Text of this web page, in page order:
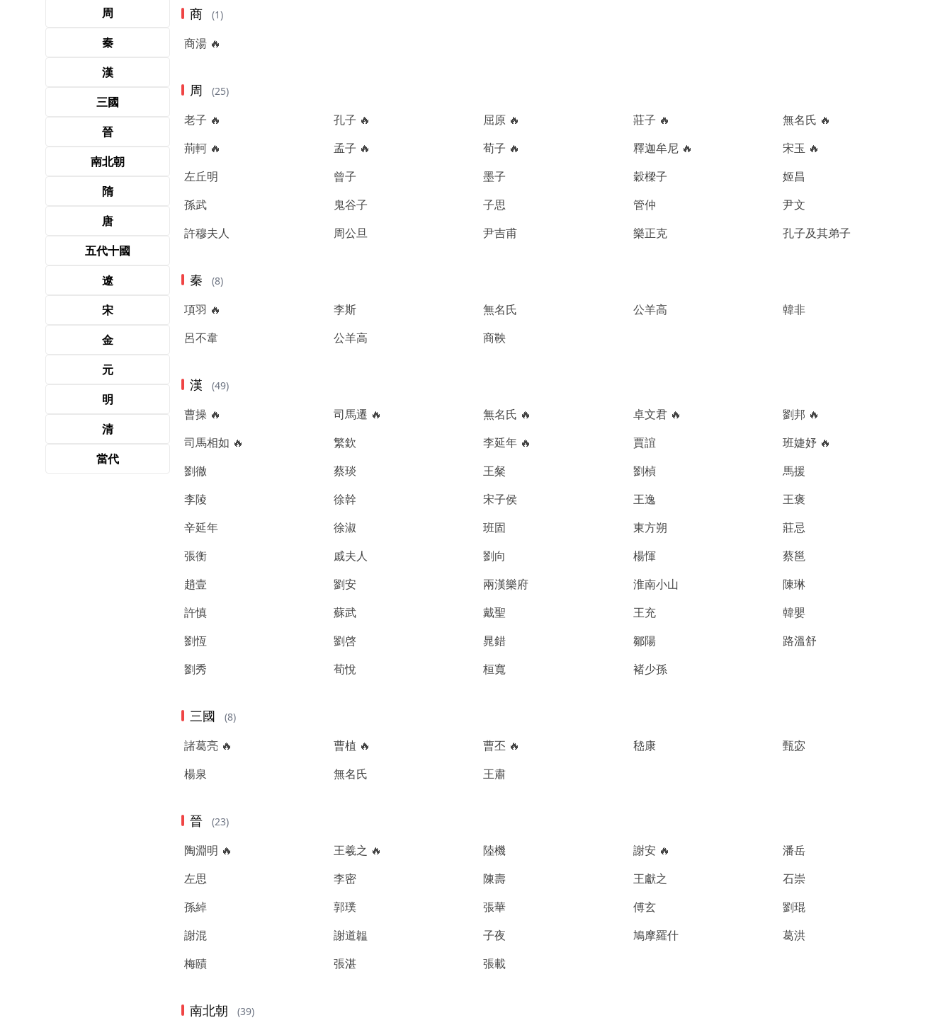
周
秦
漢
三國
晉
南北朝
隋
唐
五代十國
遼
宋
金
元
明
清
當代
商 (1)
商湯 🔥
周 (25)
老子 🔥 孔子 🔥 屈原 🔥 莊子 🔥
無名氏 🔥
荊軻 🔥
孟子 🔥 荀子 🔥 釋迦牟尼 🔥
宋玉 🔥
左丘明
曾子 墨子 穀樑子
姬昌
孫武
鬼谷子 子思 管仲
尹文
許穆夫人
周公旦 尹吉甫 樂正克 孔子及其弟子
秦 (8)
項羽 🔥 李斯 無名氏 公羊高
韓非
呂不韋
公羊高 商鞅
漢 (49)
曹操 🔥 司馬遷 🔥 無名氏 🔥 卓文君 🔥
劉邦 🔥
司馬相如 🔥
繁欽 李延年 🔥 賈誼
班婕妤 🔥
劉徹
蔡琰 王粲 劉楨
馬援
李陵
徐幹 宋子侯 王逸
王褒
辛延年
徐淑 班固 東方朔
莊忌
張衡
戚夫人 劉向 楊惲
蔡邕
趙壹
劉安 兩漢樂府 淮南小山
陳琳
許慎
蘇武 戴聖 王充
韓嬰
劉恆
劉啓 晁錯 鄒陽
路溫舒
劉秀
荀悅 桓寬 褚少孫
三國 (8)
諸葛亮 🔥 曹植 🔥 曹丕 🔥 嵇康
甄宓
楊泉
無名氏 王肅
晉 (23)
陶淵明 🔥 王羲之 🔥 陸機 謝安 🔥
潘岳
左思
李密 陳壽 王獻之
石崇
孫綽
郭璞 張華 傅玄
劉琨
謝混
謝道韞 子夜 鳩摩羅什
葛洪
梅賾
張湛 張載
南北朝 (39)